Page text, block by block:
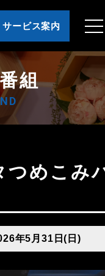
サービス案内
組
年5月31日(日)